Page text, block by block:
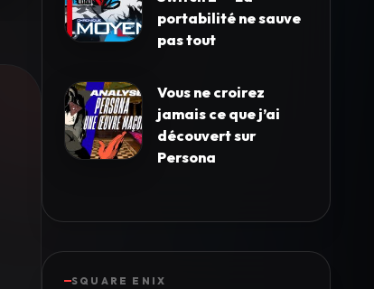
portabilité ne sauve
pas tout
Vous ne croirez
jamais ce que j’ai
découvert sur
Persona
SQUARE ENIX